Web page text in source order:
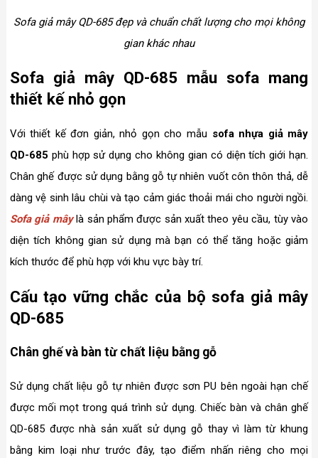
Sofa giả mây QD-685 đẹp và chuẩn chất lượng cho mọi không
gian khác nhau
Sofa giả mây QD-685 mẫu sofa mang
thiết kế nhỏ gọn
Với thiết kế đơn giản, nhỏ gọn cho mẫu sofa nhựa giả mây
QD-685 phù hợp sử dụng cho không gian có diện tích giới hạn.
Chân ghế được sử dụng bằng gỗ tự nhiên vuốt côn thôn thả, dễ
dàng vệ sinh lâu chùi và tạo cảm giác thoải mái cho người ngồi.
Sofa giả mâylà sản phẩm được sản xuất theo yêu cầu, tùy vào
diện tích không gian sử dụng mà bạn có thể tăng hoặc giảm
kích thước để phù hợp với khu vực bày trí.
Cấu tạo vững chắc của bộ sofa giả mây
QD-685
Chân ghế và bàn từ chất liệu bằng gỗ
Sử dụng chất liệu gỗ tự nhiên được sơn PU bên ngoài hạn chế
được mối mọt trong quá trình sử dụng. Chiếc bàn và chân ghế
QD-685 được nhà sản xuất sử dụng gỗ thay vì làm từ khung
bằng kim loại như trước đây, tạo điểm nhấn riêng cho mọi